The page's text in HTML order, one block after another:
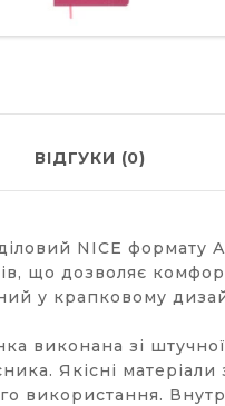
ВІДГУКИ (0)
NICE формату
що дозволяє
у крапковому
виконана зі
Якісні
використання.